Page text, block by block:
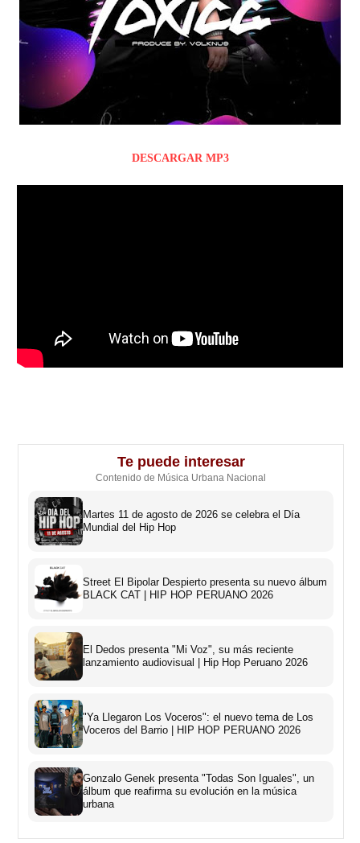
DESCARGAR MP3
Te puede interesar
Contenido de Música Urbana Nacional
Martes 11 de agosto de 2026 se celebra el Día
Mundial del Hip Hop
Street El Bipolar Despierto presenta su nuevo álbum
BLACK CAT | HIP HOP PERUANO 2026
El Dedos presenta "Mi Voz", su más reciente
lanzamiento audiovisual | Hip Hop Peruano 2026
"Ya Llegaron Los Voceros": el nuevo tema de Los
Voceros del Barrio | HIP HOP PERUANO 2026
Gonzalo Genek presenta "Todas Son Iguales", un
álbum que reafirma su evolución en la música
urbana